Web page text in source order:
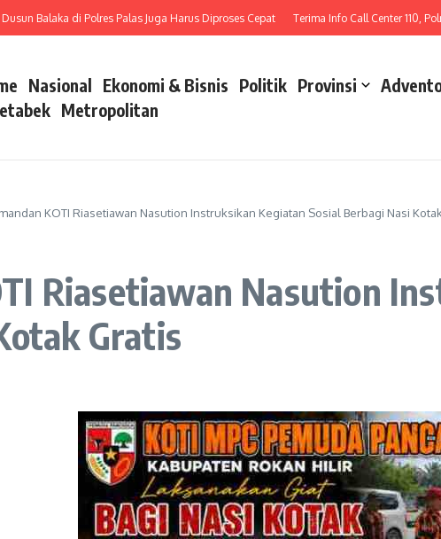
di Polres Palas Juga Harus Diproses Cepat Terima Info Call Center 110, Polres
Nasional Ekonomi & Bisnis Politik Provinsi
Metropolitan
KOTI Riasetiawan Nasution Instruksikan Kegiatan Sosial Berbagi Nasi
Riasetiawan Nasution
Gratis